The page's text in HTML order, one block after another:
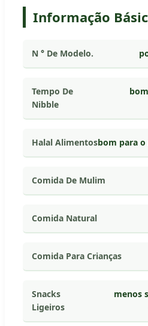
Informação
N ° De Modelo.
Tempo De
Nibble
Halal Alimentosbom para
Comida De Mulim
Comida Natural
Comida Para Crianças
Snacks
Ligeiros
menos